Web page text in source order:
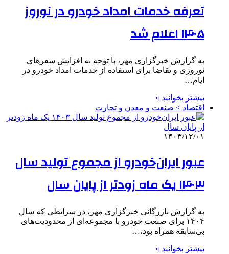
تعرفه خدمات امداد خودرو در نوروز
۱۴۰۵ اعلام شد
به گزارش خبرگزاری مهر، با توجه به افزایش سفرهای
نوروزی و تقاضا برای استفاده از خدمات امداد خودرو در
ایام…
بیشتر بخوانید »
اقتصاد > صنعت و معدن و تجارت
۱۴۰۳/۱۲/۰۱
عبور ایران‌خودرو از مجموع تولید سال
۱۴۰۳ یک ماه زودتر از پایان سال
به گزارش بازرگانی خبرگزاری مهر، در شرایطی که سال
۱۴۰۴ برای صنعت خودرو با مجموعه‌ای از محدودیت‌های
بی‌سابقه همراه بود،…
بیشتر بخوانید »